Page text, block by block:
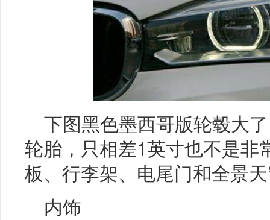
下图黑色墨西哥版轮毂大
轮胎，只相差1英寸也不是非
板、行李架、电尾门和全景
内饰